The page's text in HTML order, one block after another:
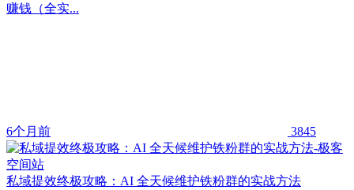
赚钱（全实...
6个月前 3845
私域提效终极攻略：AI 全天候维护铁粉群的实战方法